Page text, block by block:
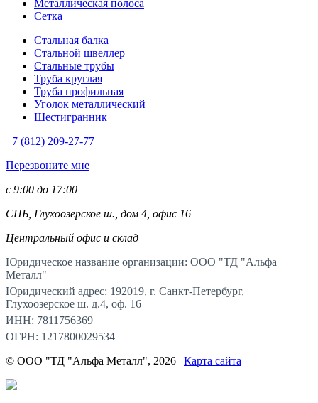
Металлическая полоса
Сетка
Стальная балка
Стальной швеллер
Стальные трубы
Труба круглая
Труба профильная
Уголок металлический
Шестигранник
+7 (812) 209-27-77
Перезвоните мне
с 9:00 до 17:00
СПБ, Глухоозерское ш., дом 4, офис 16
Центральный офис и склад
Юридическое название организации: ООО "ТД "Альфа
Металл"
Юридический адрес: 192019, г. Санкт-Петербург,
Глухоозерское ш. д.4, оф. 16
ИНН: 7811756369
ОГРН: 1217800029534
© ООО "ТД "Альфа Металл", 2026 | Карта сайта